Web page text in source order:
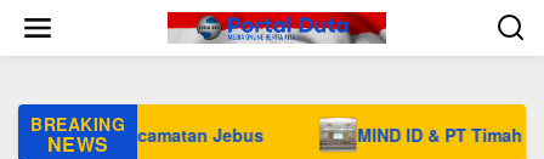
w
BREAKING
NEWS
di Kecamatan Jebus MIND ID & PT Timah